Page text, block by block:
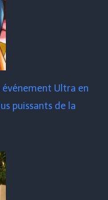
événement Ultra en
puissants de la